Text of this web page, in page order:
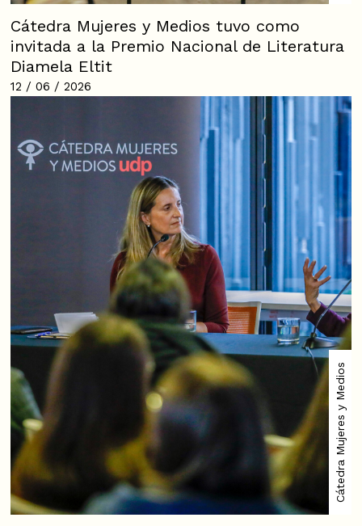
Cátedra Mujeres y Medios tuvo como
invitada a la Premio Nacional de Literatura
Diamela Eltit
12 / 06 / 2026
Cátedra Mujeres y Medios